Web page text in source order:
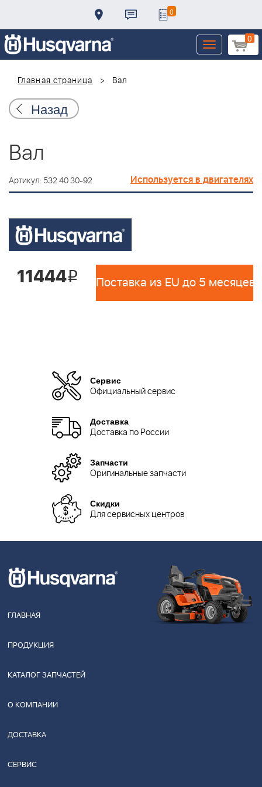
0
0
Toggle
navigation
Главная страница
Вал
Назад
Вал
Артикул: 532 40 30-92 Используется в двигателях
11444i Поставка из EU до 5 месяцев
Сервис
Официальный сервис
Доставка
Доставка по России
Запчасти
Оригинальные запчасти
Скидки
Для сервисных центров
ГЛАВНАЯ
ПРОДУКЦИЯ
КАТАЛОГ ЗАПЧАСТЕЙ
О КОМПАНИИ
ДОСТАВКА
СЕРВИС